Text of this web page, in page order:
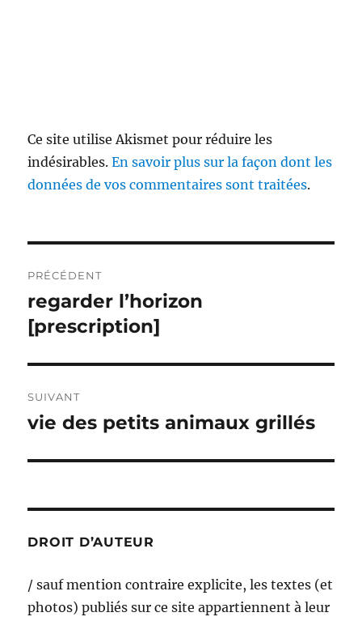
Ce site utilise Akismet pour réduire les
indésirables.En savoir plus sur la façon dont les
données de vos commentaires sont traitées.
de
l’article
PRÉCÉDENT
Publication
précédente :
regarder l’horizon
[prescription]
SUIVANT
Publication
vie des petits animaux grillés
DROIT D’AUTEUR
/ sauf mention contraire explicite, les textes (et
photos) publiés sur ce site appartiennent à leur